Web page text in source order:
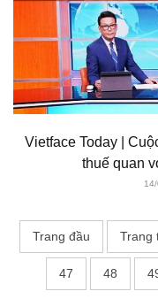
Vietface Today |
thuế quan
Trang đầu Trang
47 48